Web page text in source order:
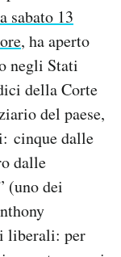
sabato 13
, ha aperto
negli Stati
della Corte
del paese,
cinque dalle
dalle
(uno dei
liberali: per